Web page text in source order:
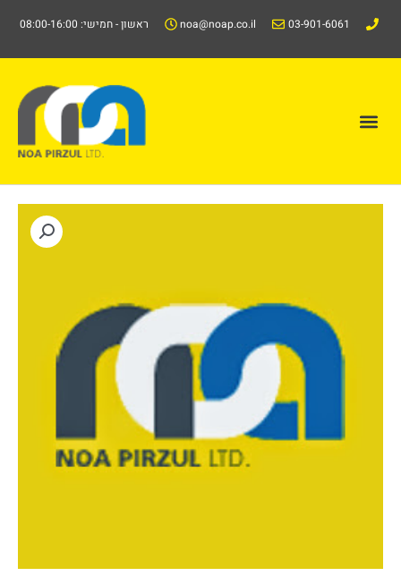
לתוכן
03-901-6061
noa@noap.co.il ראשון - חמישי: 08:00-16:00
תפריט